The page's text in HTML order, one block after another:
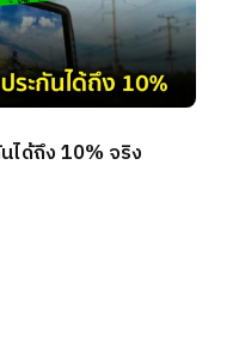
ได้ถึง 10% จริง